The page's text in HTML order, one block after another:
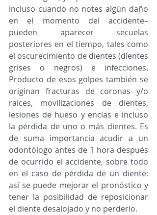
incluso cuando no notes algún daño
en el momento del accidente–
pueden aparecer secuelas
posteriores en el tiempo, tales como
el oscurecimiento de dientes (dientes
grises o negros) e infecciones.
Producto de esos golpes también se
originan fracturas de coronas y/o
raíces, movilizaciones de dientes,
lesiones de hueso y encías e incluso
la pérdida de uno o más dientes. Es
de suma importancia acudir a un
odontólogo antes de 1 hora después
de ocurrido el accidente, sobre todo
en el caso de pérdida de un diente:
así se puede mejorar el pronóstico y
tener la posibilidad de reposicionar
el diente desalojado y no perderlo.